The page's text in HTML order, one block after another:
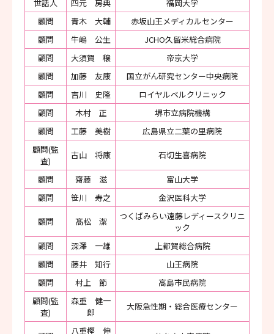
世話人
四元 房典
福岡大学
顧問
青木 大輔
赤坂山王メディカルセンター
顧問
牛嶋 公生
JCHO久留米総合病院
顧問
大須賀 穣
帝京大学
顧問
加藤 友康
国立がん研究センター中央病院
顧問
吉川 史隆
ロイヤルベルクリニック
顧問
木村 正
堺市立病院機構
顧問
工藤 美樹
広島県立二葉の里病院
顧問(監
査)
古山 将康 石切生喜病院
顧問 齋藤 滋
富山大学
顧問
笹川 寿之 金沢医科大学
顧問 髙松 潔
つくばみらい遠藤レディースクリニ
ック
顧問
深澤 一雄
上都賀総合病院
顧問
藤井 知行
山王病院
顧問
村上 節
高島市民病院
顧問(監
査)
森重 健一
郎
大阪急性期・総合医療センター
八重樫 伸